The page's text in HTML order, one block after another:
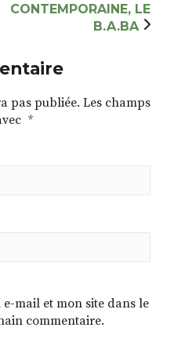
CONTEMPORAINE, LE
B.A.BA
pas publiée. Les champs
*
mail et mon site dans le
commentaire.